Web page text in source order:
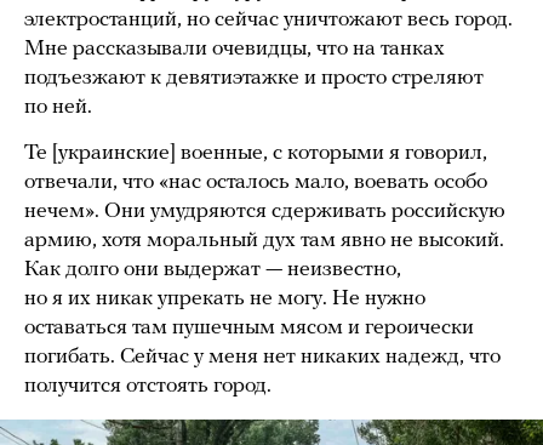
электростанций, но сейчас уничтожают весь город.
Мне рассказывали очевидцы, что на танках
подъезжают к девятиэтажке и просто стреляют
по ней.
Те [украинские] военные, с которыми я говорил,
отвечали, что «нас осталось мало, воевать особо
нечем». Они умудряются сдерживать российскую
армию, хотя моральный дух там явно не высокий.
Как долго они выдержат — неизвестно,
но я их никак упрекать не могу. Не нужно
оставаться там пушечным мясом и героически
погибать. Сейчас у меня нет никаких надежд, что
получится отстоять город.